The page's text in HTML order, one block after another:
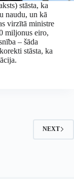
stāsta, ka
naudu, un kā
virzītā ministre
miljonus eiro,
– šāda
stāsta, ka
NEXT